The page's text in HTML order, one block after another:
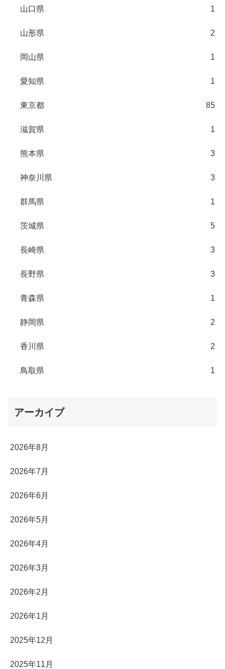
山口県 1
山形県 2
岡山県 1
愛知県 1
東京都 85
滋賀県 1
熊本県 3
神奈川県 3
群馬県 1
茨城県 5
長崎県 3
長野県 3
青森県 1
静岡県 2
香川県 2
鳥取県 1
アーカイブ
2026年8月
2026年7月
2026年6月
2026年5月
2026年4月
2026年3月
2026年2月
2026年1月
2025年12月
2025年11月